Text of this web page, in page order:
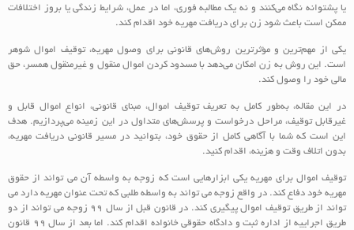
یا پشتوانه نگاه می‌کنند و نه یک مطالبه فوری، اما در عمل، شرایط زندگی یا بروز اختلافات
ممکن است باعث شود زن برای دریافت مهریه خود اقدام کند.
یکی از مهم‌ترین و مؤثرترین روش‌های قانونی برای وصول مهریه، توقیف اموال شوهر
است. این روش به زن امکان می‌دهد با مسدود کردن اموال منقول و غیرمنقول همسر، حق
مالی خود را وصول کند.
در این مقاله، به‌طور کامل به تعریف توقیف اموال، مبنای قانونی، انواع اموال قابل و
غیرقابل توقیف، مراحل درخواست و پرسش‌های متداول در این زمینه می‌پردازیم. هدف
این است که شما با آگاهی کامل از حقوق خود، بتوانید در مسیر قانونی دریافت مهریه،
بدون اتلاف وقت و هزینه، اقدام کنید.
توقیف اموال برای مهریه یکی ابزارهایی است که زوجه به واسطه آن می تواند از حقوق
مهریه خود دفاع کند. در واقع زوجه می تواند به واسطه طلبی که تحت عنوان مهریه دارد می
تواند از طریق توقیف اموال پیگیری کند. در قانون قبل از سال 99 زوجه می تواند از دو
طریق اجراییه از اداره ثبت و دادگاه حقوقی خانواده اقدام کند. اما بعد از سال 99 قانون